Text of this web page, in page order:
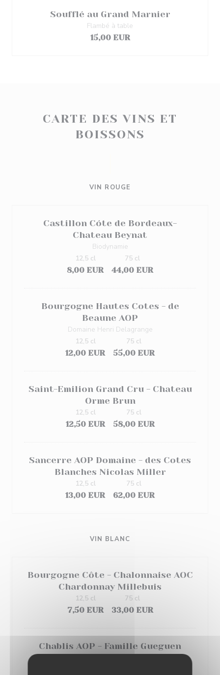
Soufflé au Grand Marnier
Flambé à table
15,00 EUR
CARTE DES VINS ET
BOISSONS
VIN ROUGE
Castillon Cóte de Bordeaux-
Chateau Beynat
Biodynamie
8,00 EUR
12,5 cl
44,00 EUR
75 cl
Bourgogne Hautes Cotes - de
Beaune AOP
Domaine Henri Delagrange
12,00 EUR
12,5 cl
55,00 EUR
75 cl
Saint-Emilion Grand Cru - Chateau
Orme Brun
12,50 EUR
12,5 cl
58,00 EUR
75 cl
Sancerre AOP Domaine - des Cotes
Blanches Nicolas Miller
13,00 EUR
12,5 cl
62,00 EUR
75 cl
VIN BLANC
Bourgogne Côte - Chalonnaise AOC
Chardonnay Millebuis
7,50 EUR
12,5 cl
33,00 EUR
75 cl
Chablis AOP - Famille Gueguen